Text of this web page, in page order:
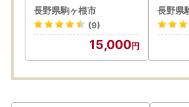
ーベット
長野県駒ヶ根市
(9)
15,000
ク ヘ
ム
つや
長野県